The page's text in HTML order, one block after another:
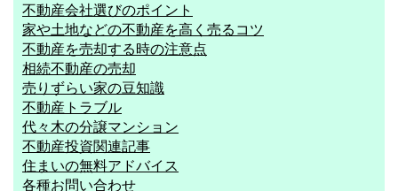
不動産会社選びのポイント
家や土地などの不動産を高く売るコツ
不動産を売却する時の注意点
相続不動産の売却
売りずらい家の豆知識
不動産トラブル
代々木の分譲マンション
不動産投資関連記事
住まいの無料アドバイス
各種お問い合わせ